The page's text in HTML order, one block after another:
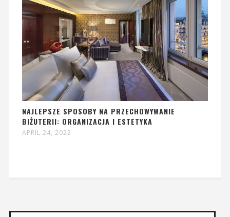
NAJLEPSZE SPOSOBY NA PRZECHOWYWANIE
BIŻUTERII: ORGANIZACJA I ESTETYKA
APRIL 24, 2022